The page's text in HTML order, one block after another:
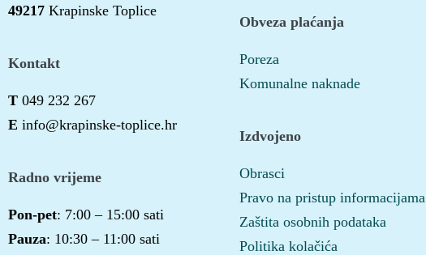
49217 Krapinske Toplice
Kontakt
T 049 232 267
E info@krapinske-toplice.hr
Radno vrijeme
Pon-pet: 7:00 – 15:00 sati
Pauza: 10:30 – 11:00 sati
Obveza plaćanja
Poreza
Komunalne naknade
Izdvojeno
Obrasci
Pravo na pristup informacijama
Zaštita osobnih podataka
Politika kolačića